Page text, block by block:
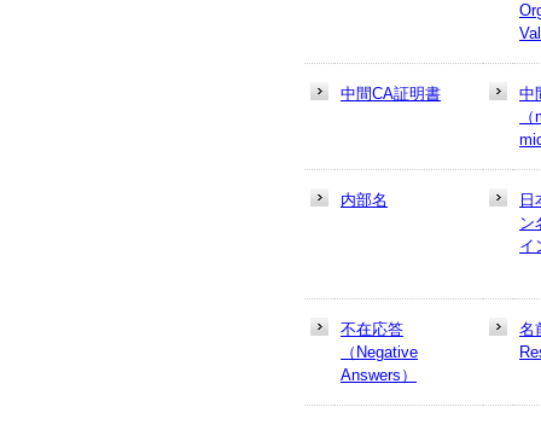
中間CA証明書
中
内部名
ン
イ
不在応答
（Negative
Answers）
名